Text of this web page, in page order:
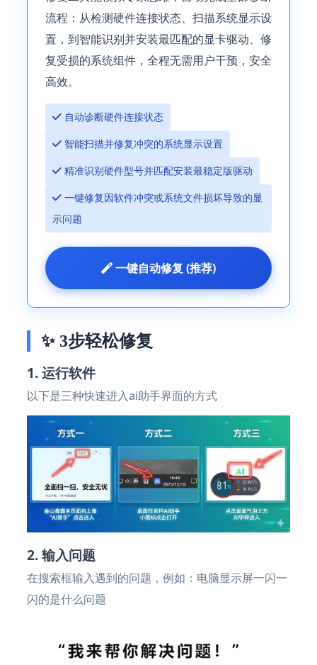
流程：从检测硬件连接状态、扫描系统显示设
置，到智能识别并安装最匹配的显卡驱动、修
复受损的系统组件，全程无需用户干预，安全
高效。
自动诊断硬件连接状态
智能扫描并修复冲突的系统显示设置
精准识别硬件型号并匹配安装最稳定版驱动
一键修复因软件冲突或系统文件损坏导致的显
示问题
一键自动修复 (推荐)
✨ 3步轻松修复
1. 运行软件
以下是三种快速进入ai助手界面的方式
2. 输入问题
在搜索框输入遇到的问题，例如：电脑显示屏一闪一
闪的是什么问题